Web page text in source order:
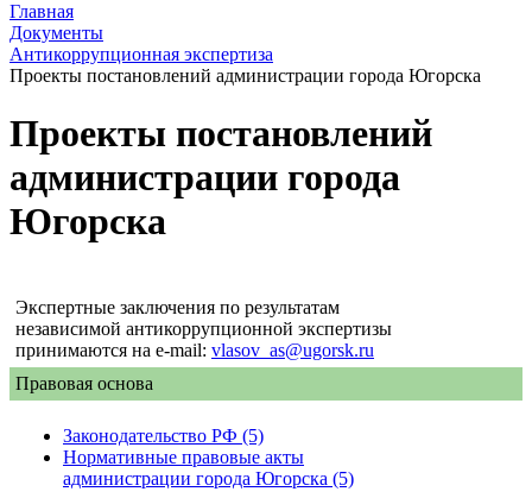
Главная
Документы
Антикоррупционная экспертиза
Проекты постановлений администрации города Югорска
Проекты постановлений
администрации города
Югорска
Экспертные заключения по результатам
независимой антикоррупционной экспертизы
принимаются на e-mail: vlasov_as@ugorsk.ru
Правовая основа
Законодательство РФ (5)
Нормативные правовые акты
администрации города Югорска (5)